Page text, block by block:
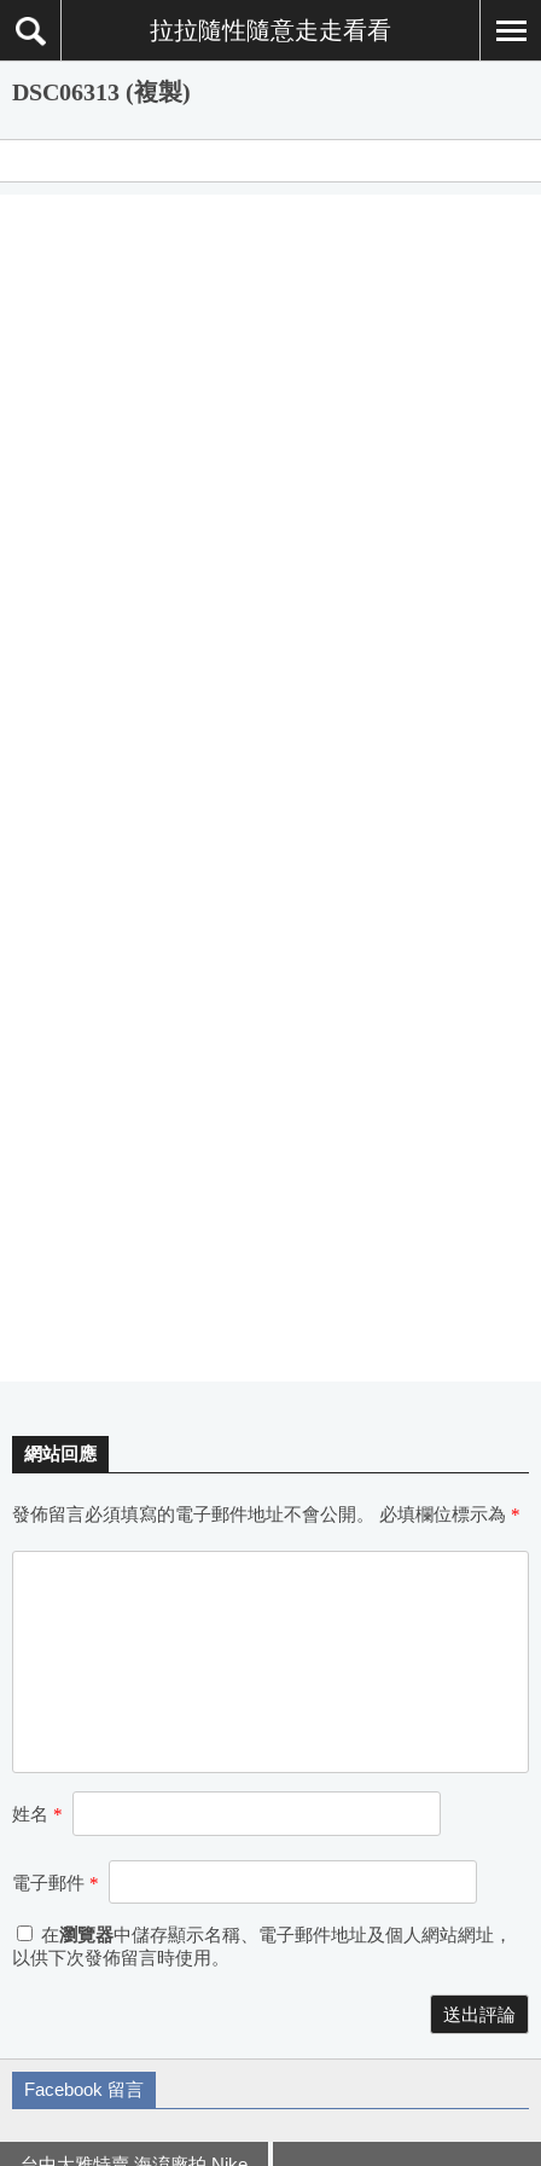
拉拉隨性隨意走走看看
DSC06313 (複製)
網站回應
發佈留言必須填寫的電子郵件地址不會公開。 必填欄位標示為 *
姓名 *
電子郵件 *
在瀏覽器中儲存顯示名稱、電子郵件地址及個人網站網址，
以供下次發佈留言時使用。
Facebook 留言